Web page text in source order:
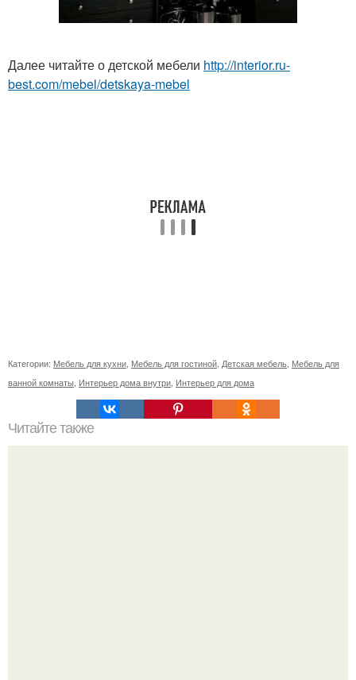
Далее читайте о детской мебели http://interior.ru-
best.com/mebel/detskaya-mebel
Категории: Мебель для кухни, Мебель для гостиной, Детская мебель, Мебель для
ванной комнаты, Интерьер дома внутри, Интерьер для дома
Читайте также